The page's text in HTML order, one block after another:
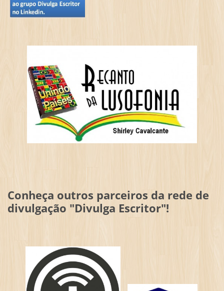
Conheça outros parceiros da rede de
divulgação "Divulga Escritor"!